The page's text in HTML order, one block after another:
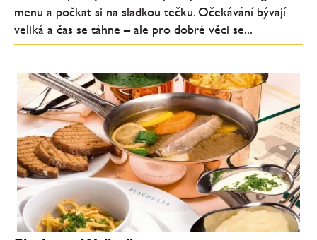
menu a počkat si na sladkou tečku. Očekávání bývají
veliká a čas se táhne – ale pro dobré věci se...